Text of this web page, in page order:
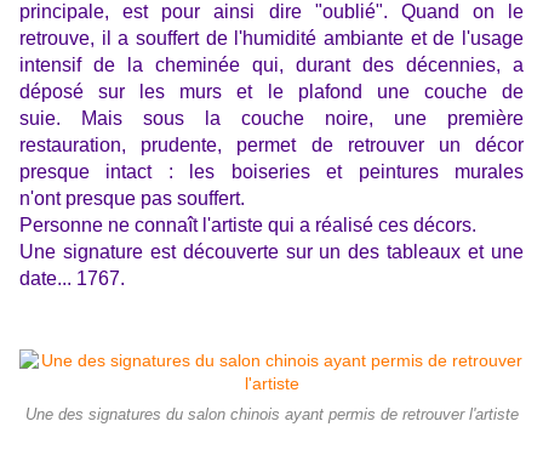
principale, est pour ainsi dire "oublié". Quand on le
retrouve, il a souffert de l'humidité ambiante et de l'usage
intensif de la cheminée qui, durant des décennies, a
déposé sur les murs et le plafond une couche de
suie.
Mais sous la couche noire, une première
restauration, prudente, permet de retrouver un décor
presque intact : les boiseries et peintures murales
n'ont presque pas souffert.
Personne ne connaît l'artiste qui a réalisé ces décors.
Une signature est découverte sur un des tableaux et une
date... 1767.
Une des signatures du salon chinois ayant permis de retrouver l'artiste